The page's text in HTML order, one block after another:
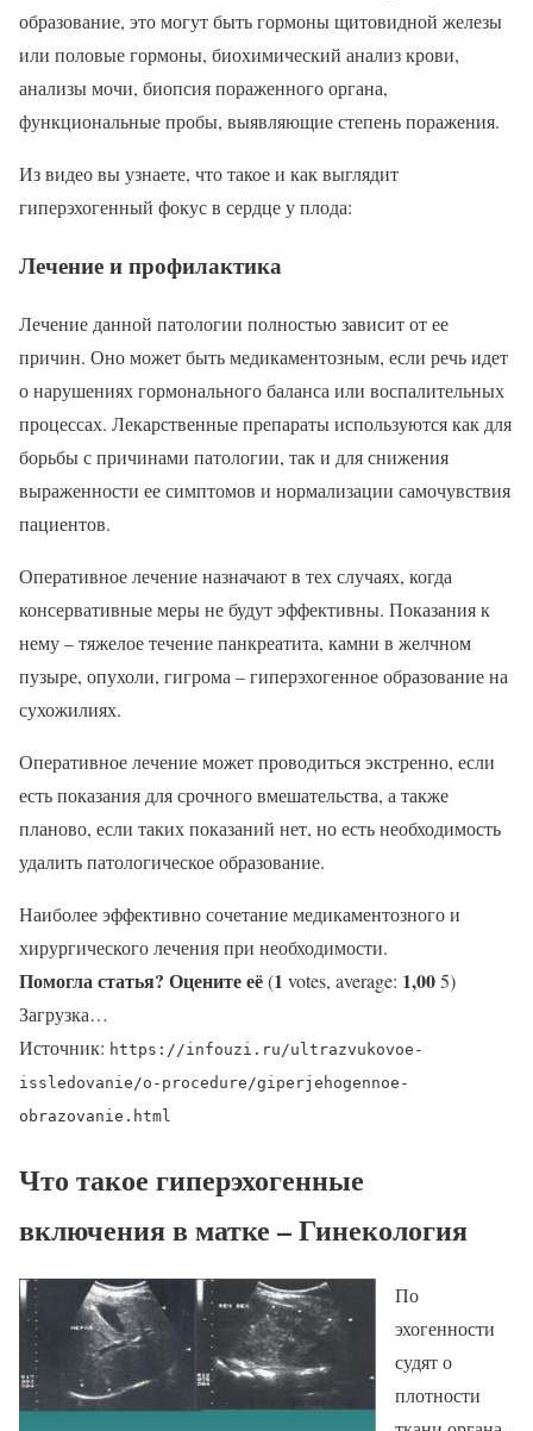
образование, это могут быть гормоны щитовидной железы
или половые гормоны, биохимический анализ крови,
анализы мочи, биопсия пораженного органа,
функциональные пробы, выявляющие степень поражения.
Из видео вы узнаете, что такое и как выглядит
гиперэхогенный фокус в сердце у плода:
Лечение и профилактика
Лечение данной патологии полностью зависит от ее
причин. Оно может быть медикаментозным, если речь идет
о нарушениях гормонального баланса или воспалительных
процессах. Лекарственные препараты используются как для
борьбы с причинами патологии, так и для снижения
выраженности ее симптомов и нормализации самочувствия
пациентов.
Оперативное лечение назначают в тех случаях, когда
консервативные меры не будут эффективны. Показания к
нему – тяжелое течение панкреатита, камни в желчном
пузыре, опухоли, гигрома – гиперэхогенное образование на
сухожилиях.
Оперативное лечение может проводиться экстренно, если
есть показания для срочного вмешательства, а также
планово, если таких показаний нет, но есть необходимость
удалить патологическое образование.
Наиболее эффективно сочетание медикаментозного и
хирургического лечения при необходимости.
Помогла статья? Оцените её(1 votes, average: 1,005)
Загрузка…
Источник: https://infouzi.ru/ultrazvukovoe-
issledovanie/o-procedure/giperjehogennoe-
obrazovanie.html
Что такое гиперэхогенные
включения в матке – Гинекология
По
эхогенности
судят о
плотности